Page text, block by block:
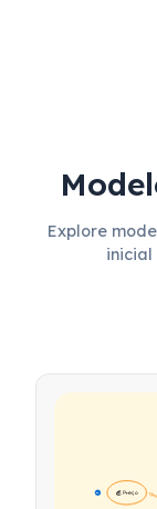
Explore
inicial
💰 Preço
16